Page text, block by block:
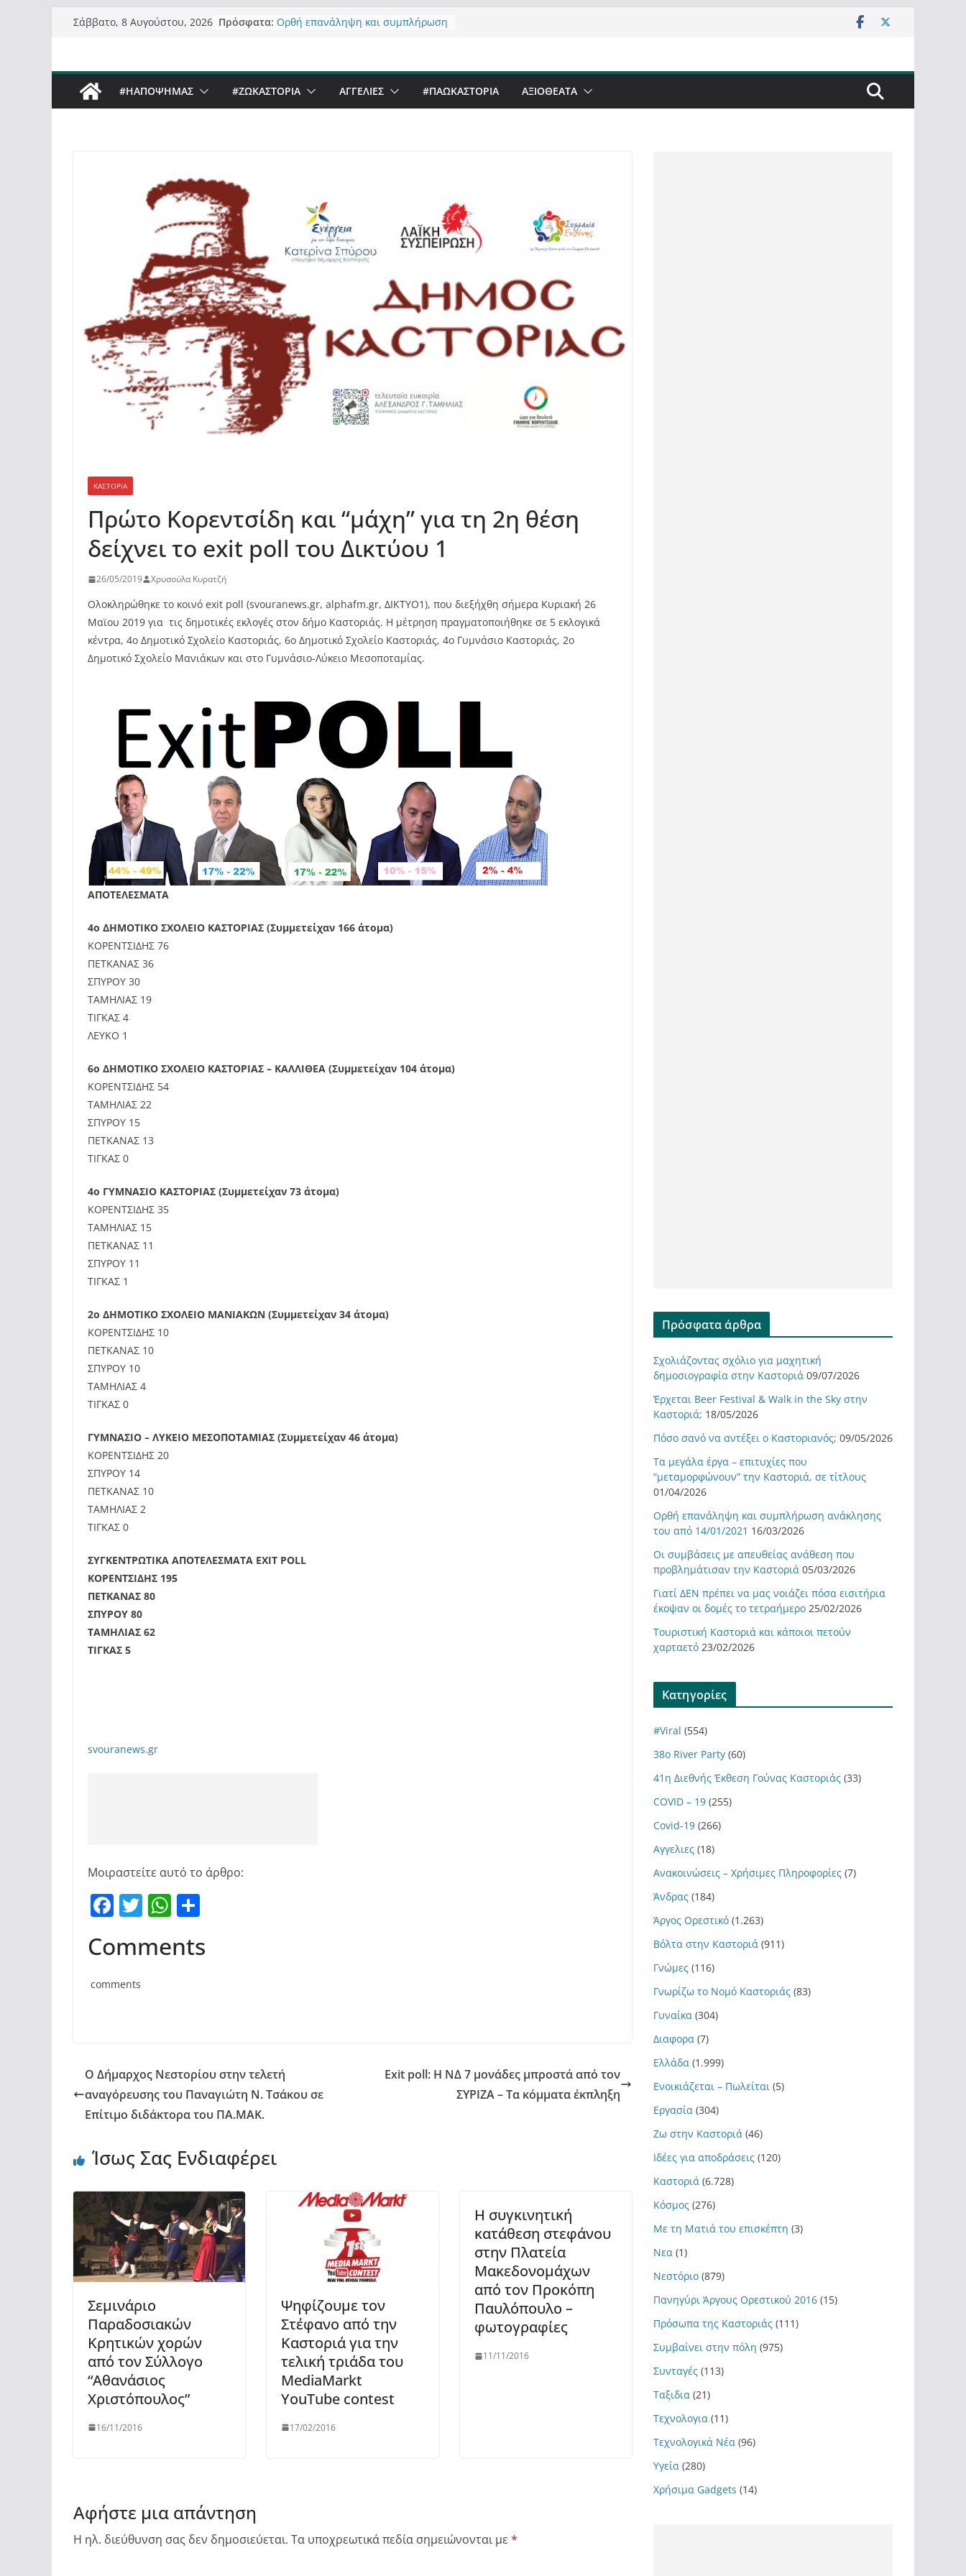
Μετάβαση
Σάββατο, 8 Αυγούστου, 2026 Πρόσφατα: Ορθή επανάληψη και συμπλήρωση
Sky στην Καστοριά;
Πόσο σανό να αντέξει ο
#ΗΑΠΟΨΗΜΑΣ #ZΩΚΑΣΤΟΡΙΑ ΑΓΓΕΛΙΕΣ #ΠΑΩΚΑΣΤΟΡΙΑ ΑΞΙΟΘΈΑΤΑ
ΚΑΣΤΟΡΙΆ
Πρώτο Κορεντσίδη και “μάχη” για τη 2η θέση
δείχνει το exit poll του Δικτύου 1
26/05/2019 Χρυσούλα Κυρατζή
Ολοκληρώθηκε το κοινό exit poll (svouranews.gr, alphafm.gr, ΔΙΚΤΥΟ1), που διεξήχθη σήμερα Κυριακή 26
Μαϊου 2019 για τις δημοτικές εκλογές στον δήμο Καστοριάς. Η μέτρηση πραγματοποιήθηκε σε 5 εκλογικά
κέντρα, 4ο Δημοτικό Σχολείο Καστοριάς, 6ο Δημοτικό Σχολείο Καστοριάς, 4ο Γυμνάσιο Καστοριάς, 2ο
Δημοτικό Σχολείο Μανιάκων και στο Γυμνάσιο-Λύκειο Μεσοποταμίας.
ΑΠΟΤΕΛΕΣΜΑΤΑ
4ο ΔΗΜΟΤΙΚΟ ΣΧΟΛΕΙΟ ΚΑΣΤΟΡΙΑΣ (Συμμετείχαν 166 άτομα)
ΚΟΡΕΝΤΣΙΔΗΣ 76
ΠΕΤΚΑΝΑΣ 36
ΣΠΥΡΟΥ 30
ΤΑΜΗΛΙΑΣ 19
ΤΙΓΚΑΣ 4
ΛΕΥΚΟ 1
6ο ΔΗΜΟΤΙΚΟ ΣΧΟΛΕΙΟ ΚΑΣΤΟΡΙΑΣ – ΚΑΛΛΙΘΕΑ (Συμμετείχαν 104 άτομα)
ΚΟΡΕΝΤΣΙΔΗΣ 54
ΤΑΜΗΛΙΑΣ 22
ΣΠΥΡΟΥ 15
ΠΕΤΚΑΝΑΣ 13
ΤΙΓΚΑΣ 0
4ο ΓΥΜΝΑΣΙΟ ΚΑΣΤΟΡΙΑΣ (Συμμετείχαν 73 άτομα)
ΚΟΡΕΝΤΣΙΔΗΣ 35
ΤΑΜΗΛΙΑΣ 15
ΠΕΤΚΑΝΑΣ 11
ΣΠΥΡΟΥ 11
ΤΙΓΚΑΣ 1
2ο ΔΗΜΟΤΙΚΟ ΣΧΟΛΕΙΟ ΜΑΝΙΑΚΩΝ (Συμμετείχαν 34 άτομα)
ΚΟΡΕΝΤΣΙΔΗΣ 10
ΠΕΤΚΑΝΑΣ 10
ΣΠΥΡΟΥ 10
ΤΑΜΗΛΙΑΣ 4
ΤΙΓΚΑΣ 0
ΓΥΜΝΑΣΙΟ – ΛΥΚΕΙΟ ΜΕΣΟΠΟΤΑΜΙΑΣ (Συμμετείχαν 46 άτομα)
ΚΟΡΕΝΤΣΙΔΗΣ 20
ΣΠΥΡΟΥ 14
ΠΕΤΚΑΝΑΣ 10
ΤΑΜΗΛΙΑΣ 2
ΤΙΓΚΑΣ 0
ΣΥΓΚΕΝΤΡΩΤΙΚΑ ΑΠΟΤΕΛΕΣΜΑΤΑ EXIT POLL
ΚΟΡΕΝΤΣΙΔΗΣ 195
ΠΕΤΚΑΝΑΣ 80
ΣΠΥΡΟΥ 80
ΤΑΜΗΛΙΑΣ 62
ΤΙΓΚΑΣ 5
svouranews.gr
Μοιραστείτε αυτό το άρθρο:
F
c
e
b
k
T
itt
W
at ρ
ε
Comments
comments
Ο Δήμαρχος Νεστορίου στην τελετή
αναγόρευσης του Παναγιώτη Ν. Τσάκου σε
Επίτιμο διδάκτορα του ΠΑ.ΜΑΚ.
Exit poll: Η ΝΔ 7 μονάδες μπροστά από τον
ΣΥΡΙΖΑ – Τα κόμματα έκπληξη
Ίσως Σας Ενδιαφέρει
Σεμινάριο
Παραδοσιακών
Κρητικών χορών
από τον Σύλλογο
“Αθανάσιος
Χριστόπουλος”
16/11/2016
Ψηφίζουμε τον
Στέφανο από την
Καστοριά για την
τελική τριάδα του
MediaMarkt
YouΤube contest
17/02/2016
Η συγκινητική
κατάθεση στεφάνου
στην Πλατεία
Μακεδονομάχων
από τον Προκόπη
Παυλόπουλο –
φωτογραφίες
11/11/2016
Αφήστε μια απάντηση
Η ηλ. διεύθυνση σας δεν δημοσιεύεται. Τα υποχρεωτικά πεδία σημειώνονται με *
Πρόσφατα άρθρα
Σχολιάζοντας σχόλιο για μαχητική
δημοσιογραφία στην Καστοριά 09/07/2026
Έρχεται Beer Festival & Walk in the Sky στην
Καστοριά; 18/05/2026
Πόσο σανό να αντέξει ο Καστοριανός; 09/05/2026
Τα μεγάλα έργα – επιτυχίες που
“μεταμορφώνουν” την Καστοριά, σε τίτλους
01/04/2026
Ορθή επανάληψη και συμπλήρωση ανάκλησης
του από 14/01/2021 16/03/2026
Οι συμβάσεις με απευθείας ανάθεση που
προβλημάτισαν την Καστοριά 05/03/2026
Γιατί ΔΕΝ πρέπει να μας νοιάζει πόσα εισιτήρια
έκοψαν οι δομές το τετραήμερο 25/02/2026
Τουριστική Καστοριά και κάποιοι πετούν
χαρταετό 23/02/2026
Kατηγορίες
#Viral (554)
38ο River Party (60)
41η Διεθνής Έκθεση Γούνας Καστοριάς (33)
COVID – 19 (255)
Covid-19 (266)
Αγγελιες (18)
Ανακοινώσεις – Χρήσιμες Πληροφορίες (7)
Άνδρας (184)
Άργος Ορεστικό (1.263)
Βόλτα στην Καστοριά (911)
Γνώμες (116)
Γνωρίζω το Νομό Καστοριάς (83)
Γυναίκα (304)
Διαφορα (7)
Ελλάδα (1.999)
Ενοικιάζεται – Πωλείται (5)
Εργασία (304)
Ζω στην Καστοριά (46)
Ιδέες για αποδράσεις (120)
Καστοριά (6.728)
Κόσμος (276)
Με τη Ματιά του επισκέπτη (3)
Νεα (1)
Νεστόριο (879)
Πανηγύρι Άργους Ορεστικού 2016 (15)
Πρόσωπα της Καστοριάς (111)
Συμβαίνει στην πόλη (975)
Συνταγές (113)
Ταξιδια (21)
Τεχνολογια (11)
Τεχνολογικά Νέα (96)
Υγεία (280)
Χρήσιμα Gadgets (14)